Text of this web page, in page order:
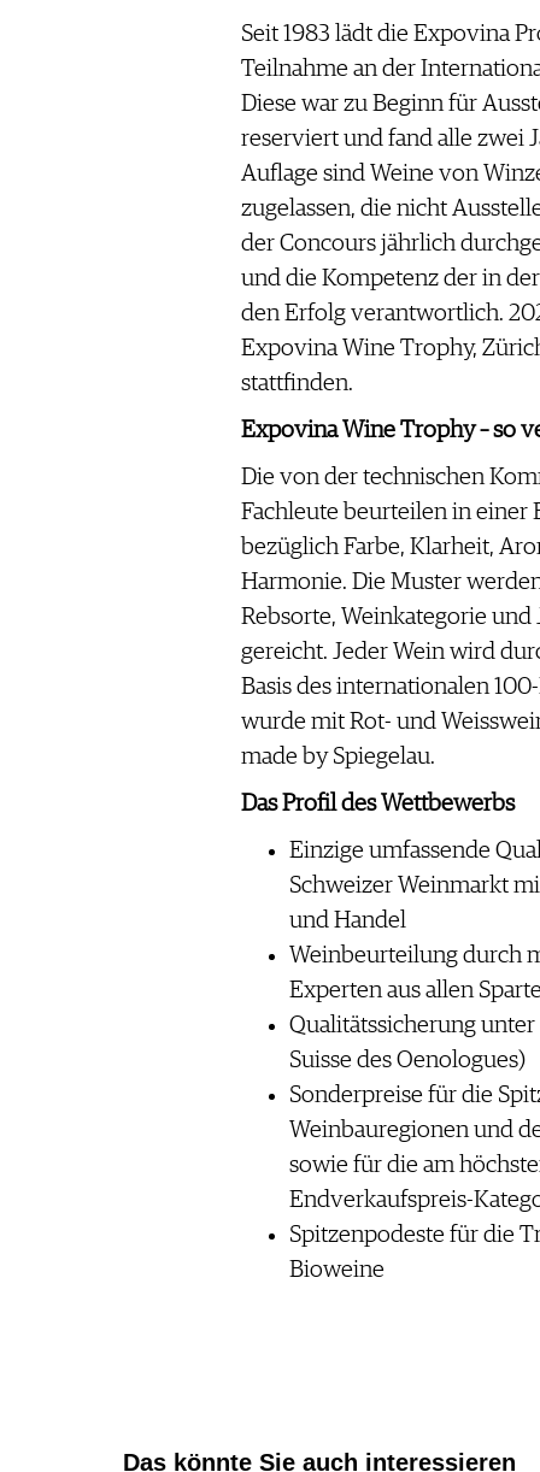
Seit 1983 lädt die Expovina
Teilnahme an der
Diese war zu Beginn für
reserviert und fand alle zwei
Auflage sind Weine von
zugelassen, die nicht
der Concours jährlich
und die Kompetenz der in
den Erfolg verantwortlich.
Expovina Wine Trophy,
stattfinden.
Expovina Wine Trophy – so
Die von der technischen
Fachleute beurteilen in einer
bezüglich Farbe, Klarheit,
Harmonie. Die Muster
Rebsorte, Weinkategorie und
gereicht. Jeder Wein wird
Basis des internationalen
wurde mit Rot- und
made by Spiegelau.
Das Profil des Wettbewerbs
Einzige umfassende
Schweizer Weinmarkt
und Handel
Weinbeurteilung durch
Experten aus allen
Qualitätssicherung
Suisse des Oenologues)
Sonderpreise für die
Weinbauregionen und
sowie für die am
Endverkaufspreis-
Spitzenpodeste für die
Bioweine
Das könnte Sie auch interessieren